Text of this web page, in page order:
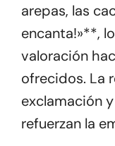
arepas, las
encanta!»**,
valoración
ofrecidos. La
exclamación
refuerzan la